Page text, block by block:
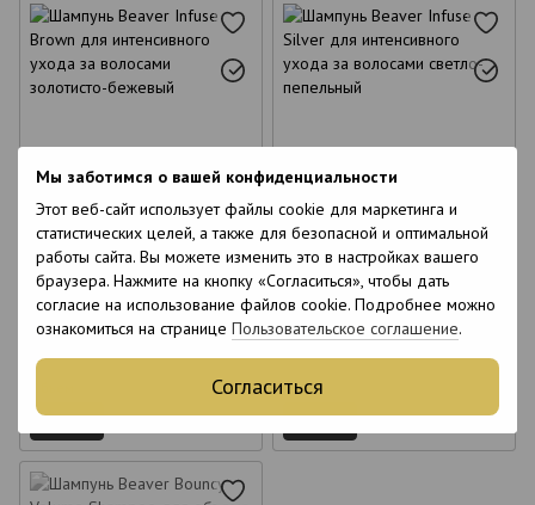
Мы заботимся о вашей конфиденциальности
Этот веб-сайт использует файлы cookie для маркетинга и
статистических целей, а также для безопасной и оптимальной
работы сайта. Вы можете изменить это в настройках вашего
браузера. Нажмите на кнопку «Согласиться», чтобы дать
согласие на использование файлов cookie. Подробнее можно
ознакомиться на странице Пользовательское соглашение.
Согласиться
6
Шампунь Beaver Infuse Brown
для интенсивного ухода за
волосами золотисто-бежевый
200 мл
660 грн
Купить
200 мл
6
Шампунь Beaver Infuse Silver
для интенсивного ухода за
волосами светло-пепельный
200 мл
660 грн
Купить
Объем
200 мл